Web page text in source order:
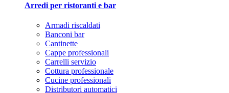
Arredi per ristoranti e bar
Armadi riscaldati
Banconi bar
Cantinette
Cappe professionali
Carrelli servizio
Cottura professionale
Cucine professionali
Distributori automatici